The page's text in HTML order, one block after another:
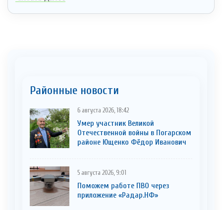
Районные новости
6 августа 2026, 18:42
Умер участник Великой
Отечественной войны в Погарском
районе Ющенко Фёдор Иванович
5 августа 2026, 9:01
Поможем работе ПВО через
приложение «Радар.НФ»